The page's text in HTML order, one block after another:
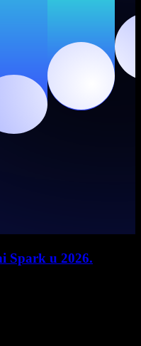
Spark u 2026.